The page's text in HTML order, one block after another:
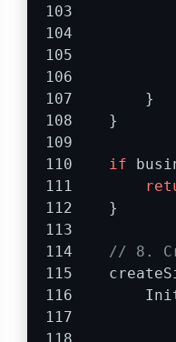
        }
    }
if
    }
// 8.